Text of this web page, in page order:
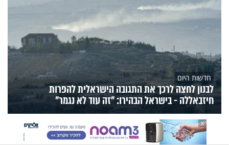
חדשות היום
לבנון לחצה לרכך את התגובה הישראלית להפרות
חיזבאללה - בישראל הבהירו: "זה עוד לא נגמר"
הנצפיםפעילות הידברותתוכניות הערוץ X